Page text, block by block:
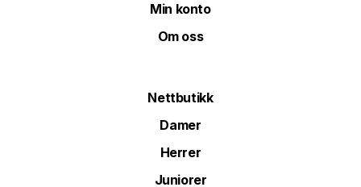
Min konto
Om oss
Nettbutikk
Damer
Herrer
Juniorer